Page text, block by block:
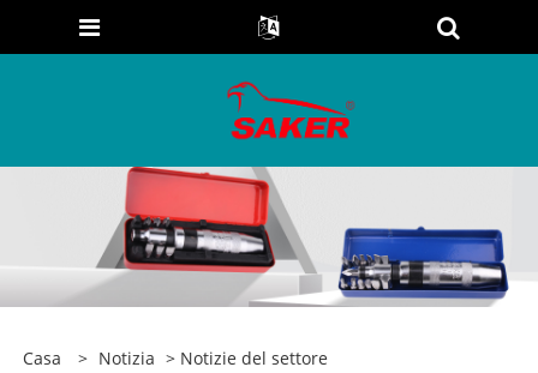
Casa > Notizia > Notizie del settore